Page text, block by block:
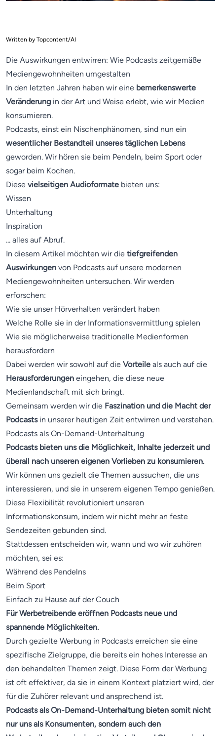
Written by Topcontent/AI
Die Auswirkungen entwirren: Wie Podcasts zeitgemäße
Mediengewohnheiten umgestalten
In den letzten Jahren haben wir eine bemerkenswerte
Veränderung in der Art und Weise erlebt, wie wir Medien
konsumieren.
Podcasts, einst ein Nischenphänomen, sind nun ein
wesentlicher Bestandteil unseres täglichen Lebens
geworden. Wir hören sie beim Pendeln, beim Sport oder
sogar beim Kochen.
Diese vielseitigen Audioformate bieten uns:
Wissen
Unterhaltung
Inspiration
... alles auf Abruf.
In diesem Artikel möchten wir die tiefgreifenden
Auswirkungen von Podcasts auf unsere modernen
Mediengewohnheiten untersuchen. Wir werden
erforschen:
Wie sie unser Hörverhalten verändert haben
Welche Rolle sie in der Informationsvermittlung spielen
Wie sie möglicherweise traditionelle Medienformen
herausfordern
Dabei werden wir sowohl auf die Vorteile als auch auf die
Herausforderungen eingehen, die diese neue
Medienlandschaft mit sich bringt.
Gemeinsam werden wir die Faszination und die Macht der
Podcastsin unserer heutigen Zeit entwirren und verstehen.
Podcasts als On-Demand-Unterhaltung
Podcasts bieten uns die Möglichkeit, Inhalte jederzeit und
überall nach unseren eigenen Vorlieben zu konsumieren.
Wir können uns gezielt die Themen aussuchen, die uns
interessieren, und sie in unserem eigenen Tempo genießen.
Diese Flexibilität revolutioniert unseren
Informationskonsum, indem wir nicht mehr an feste
Sendezeiten gebunden sind.
Stattdessen entscheiden wir, wann und wo wir zuhören
möchten, sei es:
Während des Pendelns
Beim Sport
Einfach zu Hause auf der Couch
Für Werbetreibende eröffnen Podcasts neue und
spannende Möglichkeiten.
Durch gezielte Werbung in Podcasts erreichen sie eine
spezifische Zielgruppe, die bereits ein hohes Interesse an
den behandelten Themen zeigt. Diese Form der Werbung
ist oft effektiver, da sie in einem Kontext platziert wird, der
für die Zuhörer relevant und ansprechend ist.
Podcasts als On-Demand-Unterhaltung bieten somit nicht
nur uns als Konsumenten, sondern auch den